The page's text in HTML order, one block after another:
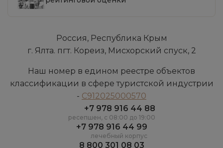
Россия, Республика Крым
г. Ялта. пгт. Кореиз, Мисхорский спуск, 2
Наш номер в едином реестре объектов
классификации в сфере туристской индустрии
- С912025000570
+7 978 916 44 88
ресепшен, c 08:00 до 19:00
+7 978 916 44 99
лечебный корпус
8 800 301 08 03